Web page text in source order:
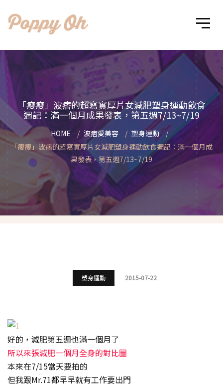
「瘦瘦」波痞的超寫實厚片女減肥塑身運動飲食
週記：滿一個月成果發表，第五週7/13~7/19
HOME 波痞愛美容
塑身運動
「瘦瘦」波痞的超寫實厚片女減肥塑身運動飲食週記：滿一個月成
果發表，第五週7/13~7/19
塑身運動 2015-07-22
好的，減肥第五週也滿一個月了
所以來張減肥一個月全身的對比圖
本來在7/15當天要拍的
但我跟Mr.71都早早就有工作要出門